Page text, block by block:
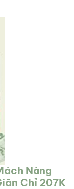
Nàng
Chỉ 207K